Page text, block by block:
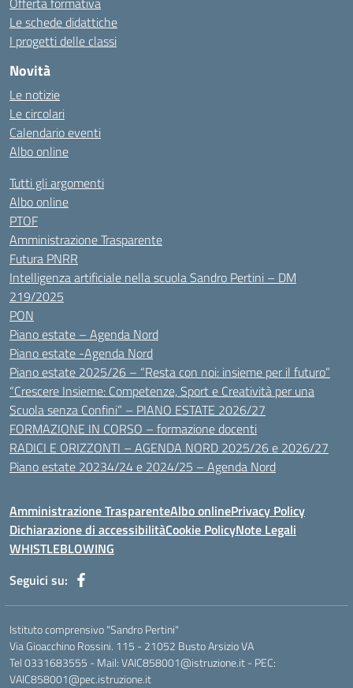
Le schede didattiche
I progetti delle classi
Novità
Le notizie
Le circolari
Calendario eventi
Albo online
Tutti gli argomenti
Albo online
PTOF
Amministrazione Trasparente
Futura PNRR
Intelligenza artificiale nella scuola Sandro Pertini – DM
219/2025
PON
Piano estate – Agenda Nord
Piano estate -Agenda Nord
Piano estate 2025/26 – “Resta con noi: insieme per il futuro”
“Crescere Insieme: Competenze, Sport e Creatività per una
Scuola senza Confini” – PIANO ESTATE 2026/27
FORMAZIONE IN CORSO – formazione docenti
RADICI E ORIZZONTI – AGENDA NORD 2025/26 e 2026/27
Piano estate 20234/24 e 2024/25 – Agenda Nord
Amministrazione TrasparenteAlbo onlinePrivacy Policy
Dichiarazione di accessibilitàCookie PolicyNote Legali
WHISTLEBLOWING
Seguici su:
Istituto comprensivo "Sandro Pertini"
Via Gioacchino Rossini. 115 - 21052 Busto Arsizio VA
Tel 0331683555 - Mail: VAIC858001@istruzione.it - PEC:
VAIC858001@pec.istruzione.it